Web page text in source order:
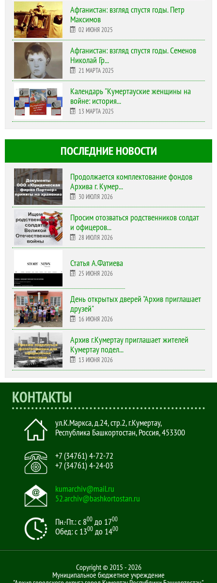
Афганистан: взгляд спустя годы. Петр
Максимов
02 ИЮНЯ 2025
Афганистан: взгляд спустя годы. Семенов
Николай Гр...
21 МАРТА 2025
Календарь "Кумертауские женщины на
войне: история...
13 МАРТА 2025
ПОСЛЕДНИЕ НОВОСТИ
Продолжается комплектование фондов
Архива г. Кумер...
30 ИЮЛЯ 2026
Просим отозваться родственников солдат
и офицеров...
28 ИЮЛЯ 2026
Статья А.Фатиева
25 ИЮНЯ 2026
День открытых дверей "Архив приглашает
друзей"
16 ИЮНЯ 2026
Архив г.Кумертау приглашает жителей
Кумертау подел...
13 ИЮНЯ 2026
КОНТАКТЫ
ул.К.Маркса, д.24, стр.2,г.Кумертау,
Республика Башкортостан, Россия,453300
+7 (34761) 4-72-72
+7 (34761) 4-24-03
kumarchiv@mail.ru
52.archiv@bashkortostan.ru
Пн.-Пт.: с 800 до 1700
Обед: с 1300 до 1400
Copyright © 2015 - 2026
Муниципальное бюджетное учреждение